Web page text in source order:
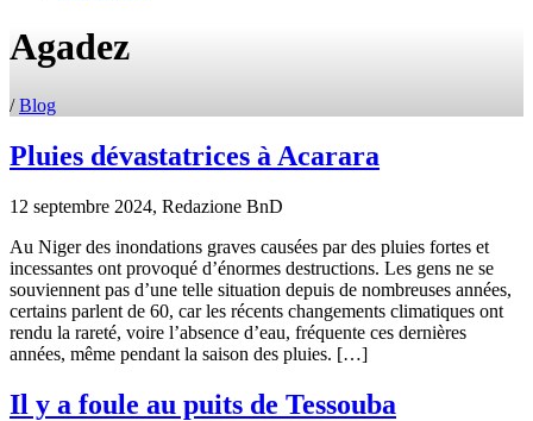
Agadez
/Blog
Pluies dévastatrices à Acarara
12 septembre 2024, Redazione BnD
Au Niger des inondations graves causées par des pluies fortes et
incessantes ont provoqué d’énormes destructions. Les gens ne se
souviennent pas d’une telle situation depuis de nombreuses années,
certains parlent de 60, car les récents changements climatiques ont
rendu la rareté, voire l’absence d’eau, fréquente ces dernières
années, même pendant la saison des pluies. […]
Il y a foule au puits de Tessouba